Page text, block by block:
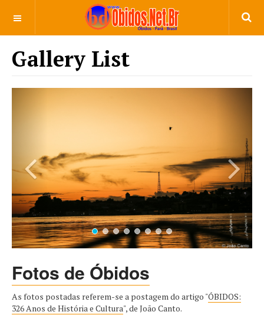
Gallery List
Fotos de Óbidos
As fotos postadas referem-se a postagem do artigo "ÓBIDOS:
326 Anos de História e Cultura", de João Canto.